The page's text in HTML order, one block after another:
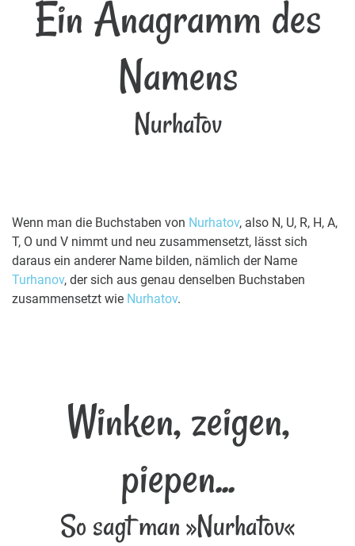
Ein Anagramm des
Namens
Nurhatov
Wenn man die Buchstaben von Nurhatov, also N, U, R, H, A,
T, O und V nimmt und neu zusammensetzt, lässt sich
daraus ein anderer Name bilden, nämlich der Name
Turhanov, der sich aus genau denselben Buchstaben
zusammensetzt wie Nurhatov.
Winken, zeigen,
piepen...
So sagt man »Nurhatov«